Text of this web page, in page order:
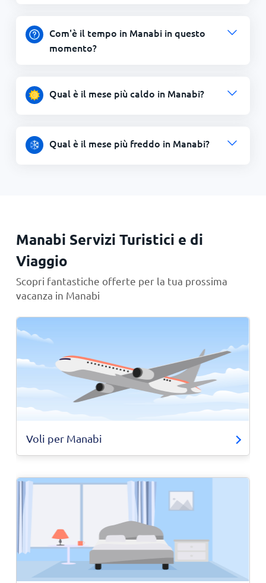
Com'è il tempo in Manabi in questo
momento?
Qual è il mese più caldo in Manabi?
Qual è il mese più freddo in Manabi?
Manabi Servizi Turistici e di
Viaggio
Scopri fantastiche offerte per la tua prossima
vacanza in Manabi
Voli per Manabi